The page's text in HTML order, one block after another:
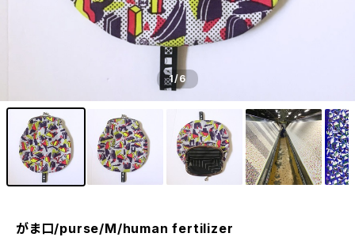
1/6
がま口/purse/M/human fertilizer